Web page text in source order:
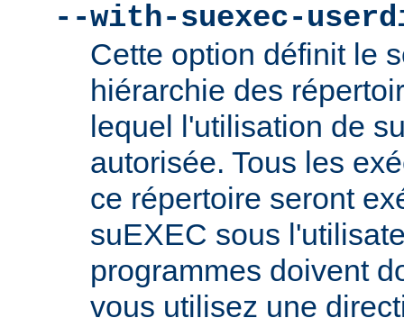
--with-suexec-
Cette option définit le
hiérarchie des
lequel l'utilisation de
autorisée. Tous les
ce répertoire seront
suEXEC sous
programmes doivent
vous utilisez une